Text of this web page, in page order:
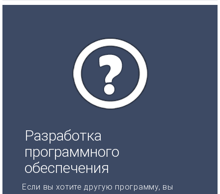
Разработка
программного
обеспечения
Если вы хотите другую программу, вы